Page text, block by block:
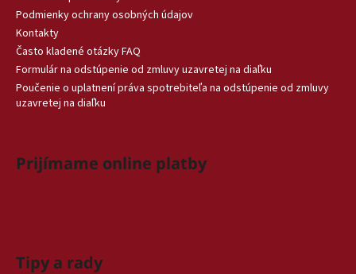
Podmienky ochrany osobných údajov
Kontakty
Často kladené otázky FAQ
Formulár na odstúpenie od zmluvy uzavretej na diaľku
Poučenie o uplatnení práva spotrebiteľa na odstúpenie od zmluvy
uzavretej na diaľku
Prijímame online platby
Tipy a rady